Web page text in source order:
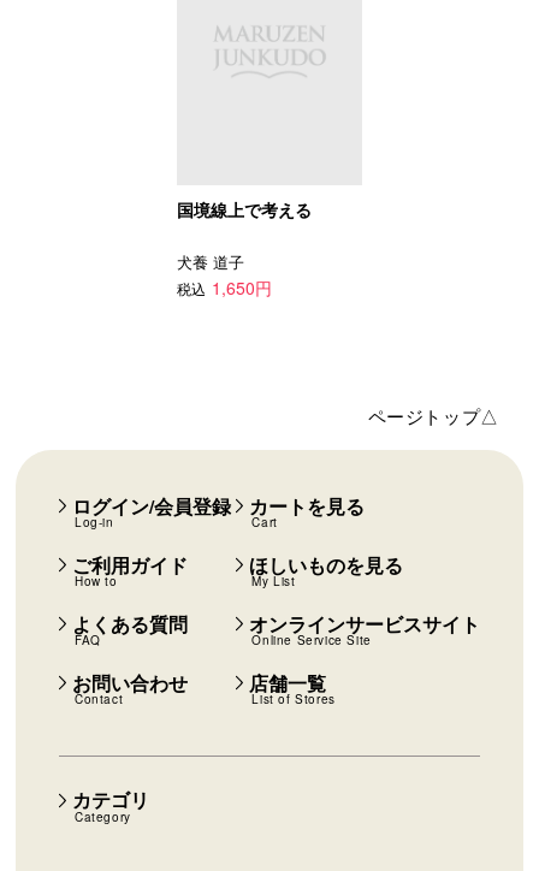
国境線上で考える
犬養 道子
税込 1,650円
ページトップ△
カテゴリ
Category
ログイン/会員登録
Log-in
カートを見る
Cart
ご利用ガイド
How to
ほしいものを見る
My List
よくある質問
FAQ
オンラインサービスサイト
Online Service Site
お問い合わせ
Contact
店舗一覧
List of Stores